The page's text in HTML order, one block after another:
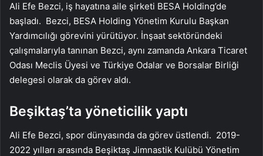
Ali Efe Bezci, iş hayatına aile şirketi BESA Holding’de
başladı. Bezci, BESA Holding Yönetim Kurulu Başkan
Yardımcılığı görevini yürütüyor. İnşaat sektöründeki
çalışmalarıyla tanınan Bezci, aynı zamanda Ankara Ticaret
Odası Meclis Üyesi ve Türkiye Odalar ve Borsalar Birliği
delegesi olarak da görev aldı.
Beşiktaş’ta yöneticilik yaptı
Ali Efe Bezci, spor dünyasında da görev üstlendi. 2019-
2022 yılları arasında Beşiktaş Jimnastik Kulübü Yönetim